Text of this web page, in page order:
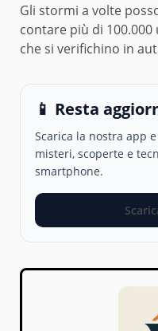
Gli stormi a volte
contare più di
che si verifichino in
📱 Resta
Scarica la nostra app
misteri, scoperte e
smartphone.